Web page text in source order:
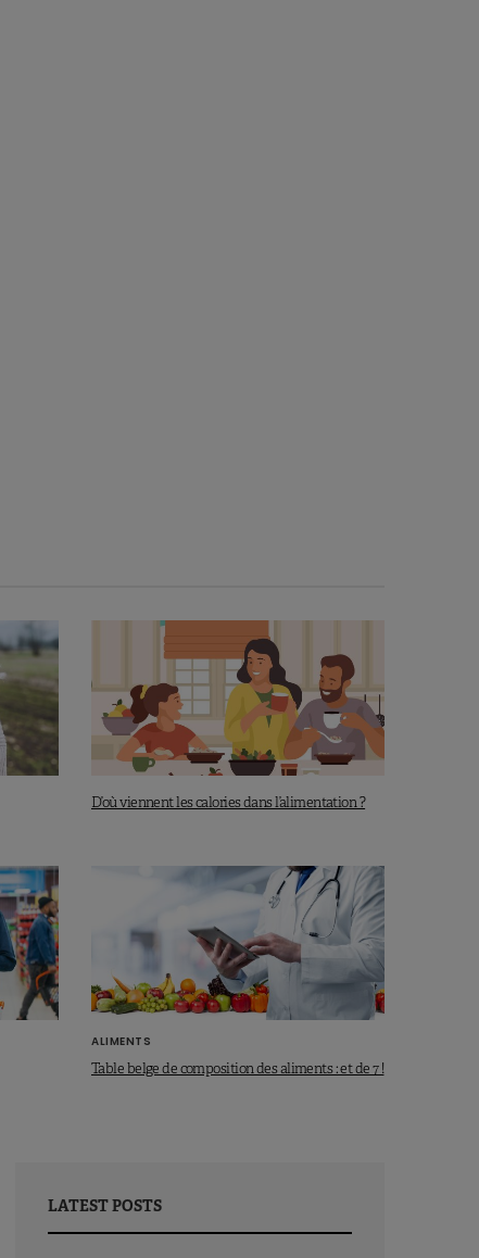
D’où viennent les calories dans l’alimentation ?
ALIMENTS
Table belge de composition des aliments : et de 7 !
LATEST POSTS